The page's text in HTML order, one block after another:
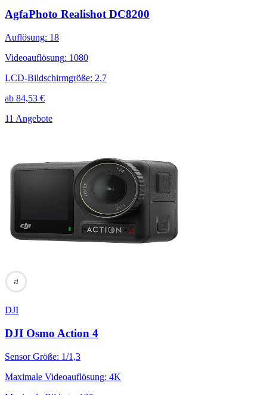
AgfaPhoto Realishot DC8200
Auflösung: 18
Videoauflösung: 1080
LCD-Bildschirmgröße: 2,7
ab 84,53 €
11 Angebote
72
DJI
DJI Osmo Action 4
Sensor Größe: 1/1,3
Maximale Videoauflösung: 4K